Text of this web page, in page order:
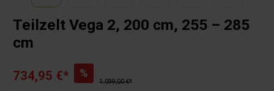
Teilzelt Vega 2, 200 cm, 255 – 285
cm
734,95 €* %
1.099,00 €*